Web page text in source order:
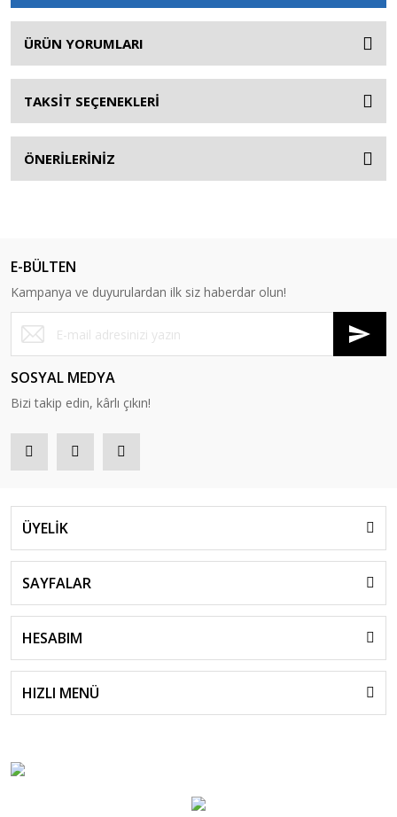
ÜRÜN YORUMLARI
TAKSİT SEÇENEKLERİ
ÖNERİLERİNİZ
E-BÜLTEN
Kampanya ve duyurulardan ilk siz haberdar olun!
SOSYAL MEDYA
Bizi takip edin, kârlı çıkın!
ÜYELİK
SAYFALAR
HESABIM
HIZLI MENÜ